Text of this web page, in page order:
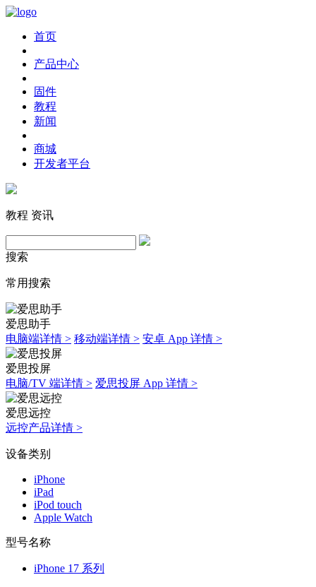
首页
产品中心
固件
教程
新闻
商城
开发者平台
教程 资讯
搜索
常用搜索
爱思助手
电脑端详情 > 移动端详情 > 安卓 App 详情 >
爱思投屏
电脑/TV 端详情 > 爱思投屏 App 详情 >
爱思远控
远控产品详情 >
设备类别
iPhone
iPad
iPod touch
Apple Watch
型号名称
iPhone 17 系列